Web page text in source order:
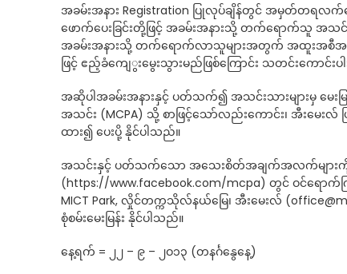
အခမ်းအနား Registration ပြုလုပ်ချိန်တွင် အမှတ်တရလက်ဆေ
ဖောက်ပေးခြင်းတို့ဖြင့် အခမ်းအနားသို့ တက်ရောက်သူ အသ
အခမ်းအနားသို့ တက်ရောက်လာသူများအတွက် အထူးအစီအစဉ်
ဖြင့် ဧည့်ခံကျေွးမွေးသွားမည်ဖြစ်ကြောင်း သတင်းကောင်း
အဆိုပါအခမ်းအနားနှင့် ပတ်သက်၍ အသင်းသားများမှ မေး
အသင်း (MCPA) သို့ စာဖြင့်သော်လည်းကောင်း၊ အီးမေ
ထား၍ ပေးပို့ နိုင်ပါသည်။
အသင်းနှင့် ပတ်သက်သော အသေးစိတ်အချက်အလက်များကို
(https://www.facebook.com/mcpa) တွင် ဝင်ရောက်
MICT Park, လှိုင်တက္ကသိုလ်နယ်မြေ၊ အီးမေးလ် (
စုံစမ်းမေးမြန်း နိုင်ပါသည်။
နေ့ရက် = ၂၂ – ၉ – ၂ဝ၁၃ (တနင်္ဂနွေနေ့)